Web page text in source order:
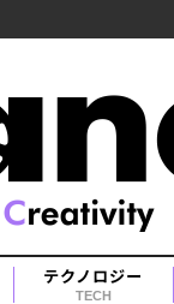
テクノロジー
TECH